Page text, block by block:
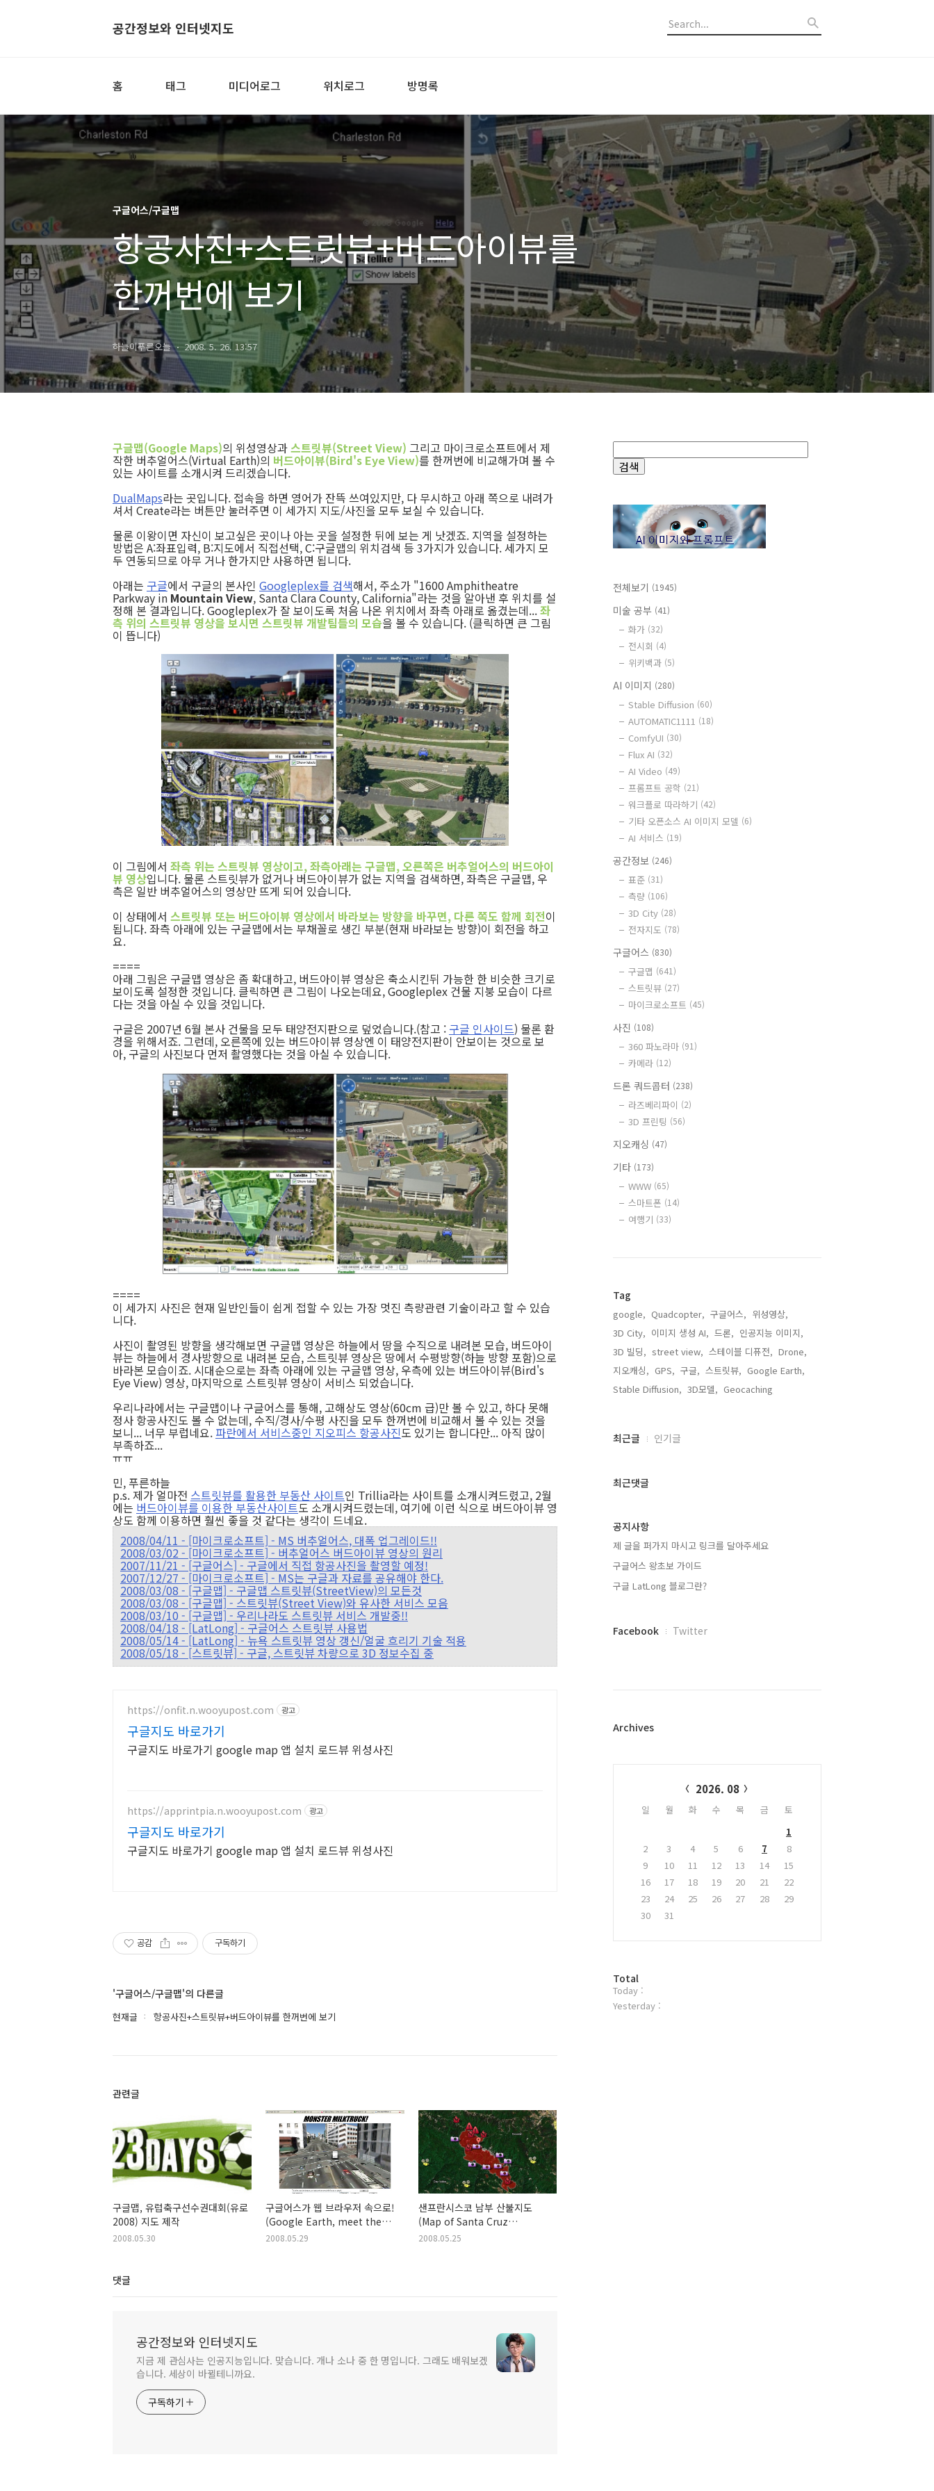
공간정보와 인터넷지도
홈 태그 미디어로그 위치로그 방명록
구글어스/구글맵
항공사진+스트릿뷰+버드아이뷰를
한꺼번에 보기
하늘이푸른오늘 2008. 5. 26. 13:57
구글맵(Google Maps)의 위성영상과스트릿뷰(Street View) 그리고 마이크로소프트에서 제
작한 버추얼어스(Virtual Earth)의 버드아이뷰(Bird's Eye View)를 한꺼번에 비교해가며 볼 수
있는 사이트를 소개시켜 드리겠습니다.
DualMaps라는 곳입니다. 접속을 하면 영어가 잔뜩 쓰여있지만, 다 무시하고 아래 쪽으로 내려가
셔서 Create라는 버튼만 눌러주면 이 세가지 지도/사진을 모두 보실 수 있습니다.
물론 이왕이면 자신이 보고싶은 곳이나 아는 곳을 설정한 뒤에 보는 게 낫겠죠. 지역을 설정하는
방법은 A:좌표입력, B:지도에서 직접선택, C:구글맵의 위치검색 등 3가지가 있습니다. 세가지 모
두 연동되므로 아무 거나 한가지만 사용하면 됩니다.
아래는 구글에서 구글의 본사인 Googleplex를 검색해서, 주소가 "1600 Amphitheatre
Parkway in Mountain View, Santa Clara County, California"라는 것을 알아낸 후 위치를 설
정해 본 결과입니다. Googleplex가 잘 보이도록 처음 나온 위치에서 좌측 아래로 옮겼는데...좌
측 위의 스트릿뷰 영상을 보시면 스트릿뷰 개발팀들의 모습을 볼 수 있습니다. (클릭하면 큰 그림
이 뜹니다)
이 그림에서 좌측 위는 스트릿뷰 영상이고, 좌측아래는 구글맵, 오른쪽은 버추얼어스의 버드아이
뷰 영상입니다. 물론 스트릿뷰가 없거나 버드아이뷰가 없는 지역을 검색하면, 좌측은 구글맵, 우
측은 일반 버추얼어스의 영상만 뜨게 되어 있습니다.
이 상태에서 스트릿뷰 또는 버드아이뷰 영상에서 바라보는 방향을 바꾸면, 다른 쪽도 함께 회전이
됩니다. 좌측 아래에 있는 구글맵에서는 부채꼴로 생긴 부분(현재 바라보는 방향)이 회전을 하고
요.
====
아래 그림은 구글맵 영상은 좀 확대하고, 버드아이뷰 영상은 축소시킨뒤 가능한 한 비슷한 크기로
보이도록 설정한 것입니다. 클릭하면 큰 그림이 나오는데요, Googleplex 건물 지붕 모습이 다르
다는 것을 아실 수 있을 것입니다.
구글은 2007년 6월 본사 건물을 모두 태양전지판으로 덮었습니다.(참고 : 구글 인사이드) 물론 환
경을 위해서죠. 그런데, 오른쪽에 있는 버드아이뷰 영상엔 이 태양전지판이 안보이는 것으로 보
아, 구글의 사진보다 먼저 촬영했다는 것을 아실 수 있습니다.
====
이 세가지 사진은 현재 일반인들이 쉽게 접할 수 있는 가장 멋진 측량관련 기술이라고 할 수 있습
니다.
사진이 촬영된 방향을 생각해보면 구글맵 영상은 하늘에서 땅을 수직으로 내려본 모습, 버드아이
뷰는 하늘에서 경사방향으로 내려본 모습, 스트릿뷰 영상은 땅에서 수평방향(하늘 방향 포함)으로
바라본 모습이죠. 시대순으로는 좌측 아래에 있는 구글맵 영상, 우측에 있는 버드아이뷰(Bird's
Eye View) 영상, 마지막으로 스트릿뷰 영상이 서비스 되었습니다.
우리나라에서는 구글맵이나 구글어스를 통해, 고해상도 영상(60cm 급)만 볼 수 있고, 하다 못해
정사 항공사진도 볼 수 없는데, 수직/경사/수평 사진을 모두 한꺼번에 비교해서 볼 수 있는 것을
보니... 너무 부럽네요. 파란에서 서비스중인 지오피스 항공사진도 있기는 합니다만... 아직 많이
부족하죠...
ㅠㅠ
민, 푸른하늘
p.s. 제가 얼마전 스트릿뷰를 활용한 부동산 사이트인 Trillia라는 사이트를 소개시켜드렸고, 2월
에는 버드아이뷰를 이용한 부동산사이트도 소개시켜드렸는데, 여기에 이런 식으로 버드아이뷰 영
상도 함께 이용하면 훨씬 좋을 것 같다는 생각이 드네요.
2008/04/11 - [마이크로소프트] - MS 버추얼어스, 대폭 업그레이드!!
2008/03/02 - [마이크로소프트] - 버추얼어스 버드아이뷰 영상의 원리
2007/11/21 - [구글어스] - 구글에서 직접 항공사진을 촬영할 예정!
2007/12/27 - [마이크로소프트] - MS는 구글과 자료를 공유해야 한다.
2008/03/08 - [구글맵] - 구글맵 스트릿뷰(StreetView)의 모든것
2008/03/08 - [구글맵] - 스트릿뷰(Street View)와 유사한 서비스 모음
2008/03/10 - [구글맵] - 우리나라도 스트릿뷰 서비스 개발중!!
2008/04/18 - [LatLong] - 구글어스 스트릿뷰 사용법
2008/05/14 - [LatLong] - 뉴욕 스트릿뷰 영상 갱신/얼굴 흐리기 기술 적용
2008/05/18 - [스트릿뷰] - 구글, 스트릿뷰 차량으로 3D 정보수집 중
https://onfit.n.wooyupost.com 광고
구글지도 바로가기
구글지도 바로가기 google map 앱 설치 로드뷰 위성사진
https://apprintpia.n.wooyupost.com 광고
구글지도 바로가기
구글지도 바로가기 google map 앱 설치 로드뷰 위성사진
공감 구독하기
'구글어스/구글맵'의 다른글
현재글 항공사진+스트릿뷰+버드아이뷰를 한꺼번에 보기
관련글
구글맵, 유럽축구선수권대회(유로
2008) 지도 제작
2008.05.30
구글어스가 웹 브라우저 속으로!
(Google Earth, meet the
browser)
2008.05.29
샌프란시스코 남부 산불지도
(Map of Santa Cruz
Mountains wildfire)
2008.05.25
댓글
공간정보와 인터넷지도
지금 제 관심사는 인공지능입니다. 맞습니다. 개나 소나 중 한 명입니다. 그래도 배워보겠
습니다. 세상이 바뀔테니까요.
구독하기
전체보기 (1945)
미술 공부 (41)
화가 (32)
전시회 (4)
위키백과 (5)
AI 이미지 (280)
Stable Diffusion (60)
AUTOMATIC1111 (18)
ComfyUI (30)
Flux AI (32)
AI Video (49)
프롬프트 공학 (21)
워크플로 따라하기 (42)
기타 오픈소스 AI 이미지 모델 (6)
AI 서비스 (19)
공간정보 (246)
표준 (31)
측량 (106)
3D City (28)
전자지도 (78)
구글어스 (830)
구글맵 (641)
스트릿뷰 (27)
마이크로소프트 (45)
사진 (108)
360 파노라마 (91)
카메라 (12)
드론 쿼드콥터 (238)
라즈베리파이 (2)
3D 프린팅 (56)
지오캐싱 (47)
기타 (173)
WWW (65)
스마트폰 (14)
여행기 (33)
Tag
google, Quadcopter, 구글어스, 위성영상,
3D City, 이미지 생성 AI, 드론, 인공지능 이미지,
3D 빌딩, street view, 스테이블 디퓨전, Drone,
지오캐싱, GPS, 구글, 스트릿뷰, Google Earth,
Stable Diffusion, 3D모델, Geocaching,
최
과
글
최근글 인기글
최근댓글
공지사항
제 글을 퍼가지 마시고 링크를 달아주세요
구글어스 왕초보 가이드
구글 LatLong 블로그란?
페
플
Facebook Twitter
Archives
2026. 08
일 월 화 수 목 금
토
1
2
3 4 5 6 7
8
9
10 11 12 13 14
15
16
17 18 19 20 21
22
23
24 25 26 27 28
29
30
31
방
문
자
Total
Today :
Yesterday :